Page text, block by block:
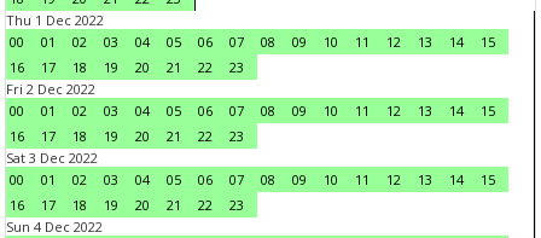
Thu 1 Dec 2022
00
01 02 03 04 05 06 07 08 09 10 11 12 13 14
15
16
17 18 19 20 21 22
23
Fri 2 Dec 2022
00
01 02 03 04 05 06 07 08 09 10 11 12 13 14
15
16
17 18 19 20 21 22
23
Sat 3 Dec 2022
00
01 02 03 04 05 06 07 08 09 10 11 12 13 14
15
16
17 18 19 20 21 22
23
Sun 4 Dec 2022